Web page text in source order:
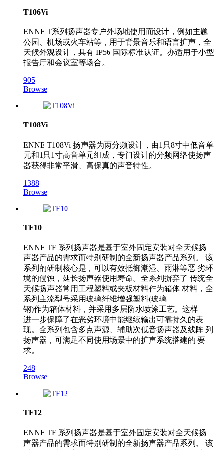
T106Vi
ENNE T系列扬声器专户外场地使用而设计，例如主题
公园、机场或火车站等，用于背景音乐和语言扩声，全
天候外观设计，具有 IP56 国际标准认证。亦适用于小型
报告厅和会议室等场合。
905
Browse
T108Vi
ENNE T108Vi 扬声器为两分频设计，由1只8寸中低音单
元和1只1寸高音单元组成，专门设计的分频网络使扬声
器获得非常平滑、高保真的声音特性。
1388
Browse
TF10
ENNE TF 系列扬声器是基于室外固定安装对全天候扬
声器产品的需求而特别研制的全新扬声器产品系列。 该
系列的研制核心是，可以有效抵御潮湿、雨淋等恶 劣环
境的侵蚀，延长扬声器使用寿命。全系列摒弃了 传统全
天候扬声器常用工程塑料或夹板材料作为箱体 材料，全
系列主流型号采用玻璃纤维增强塑料(玻璃
钢)作为箱体材料，并采用多层防水喷涂工艺。这样
进一步保障了在恶劣环境中能继续输出可靠持久的表
现。全系列包含多点声源、辅助次低音扬声器及线阵 列
扬声器，可满足不同使用场景中的扩声系统搭建的 要
求。
248
Browse
TF12
ENNE TF 系列扬声器是基于室外固定安装对全天候扬
声器产品的需求而特别研制的全新扬声器产品系列。 该